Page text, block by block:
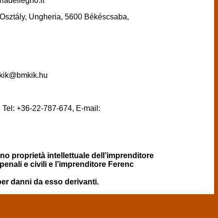
Ungheria, 5600 Békéscsaba,
+36-22-787-674, E-mail:
proprietà intellettuale dell’imprenditore
e civili e l’imprenditore Ferenc
danni da esso derivanti.